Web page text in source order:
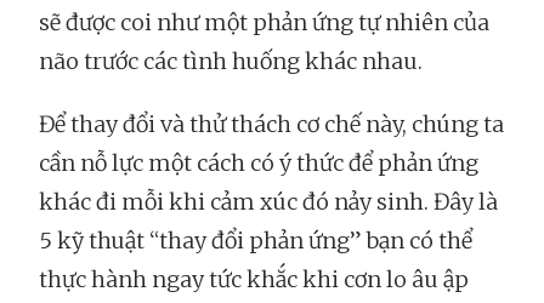
sẽ được coi như một phản ứng tự nhiên của
não trước các tình huống khác nhau.
Để thay đổi và thử thách cơ chế này, chúng ta
cần nỗ lực một cách có ý thức để phản ứng
khác đi mỗi khi cảm xúc đó nảy sinh. Đây là
5 kỹ thuật “thay đổi phản ứng” bạn có thể
thực hành ngay tức khắc khi cơn lo âu ập